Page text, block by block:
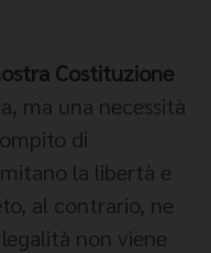
Costituzione
ma una necessità
di
la libertà e
al contrario, ne
non viene